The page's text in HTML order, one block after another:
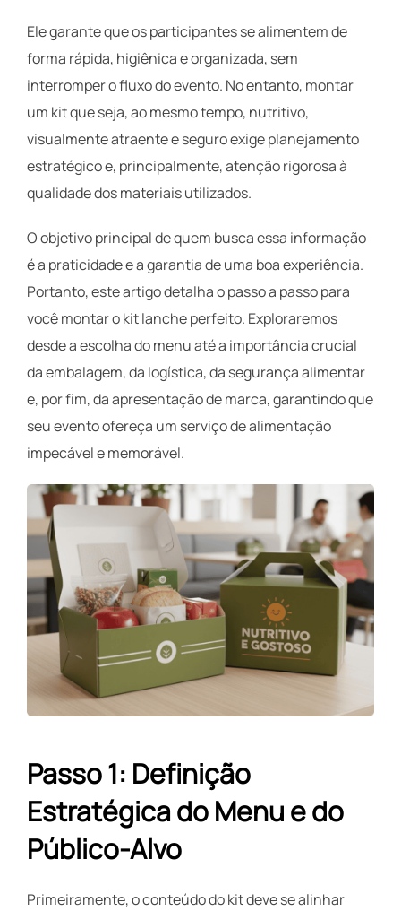
Ele garante que os participantes se alimentem de
forma rápida, higiênica e organizada, sem
interromper o fluxo do evento. No entanto, montar
um kit que seja, ao mesmo tempo, nutritivo,
visualmente atraente e seguro exige planejamento
estratégico e, principalmente, atenção rigorosa à
qualidade dos materiais utilizados.
O objetivo principal de quem busca essa informação
é a praticidade e a garantia de uma boa experiência.
Portanto, este artigo detalha o passo a passo para
você montar o kit lanche perfeito. Exploraremos
desde a escolha do menu até a importância crucial
da embalagem, da logística, da segurança alimentar
e, por fim, da apresentação de marca, garantindo que
seu evento ofereça um serviço de alimentação
impecável e memorável.
Passo 1: Definição
Estratégica do Menu e do
Público-Alvo
Primeiramente, o conteúdo do kit deve se alinhar